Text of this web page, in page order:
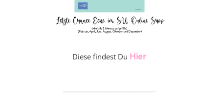
Diese findest Du Hier